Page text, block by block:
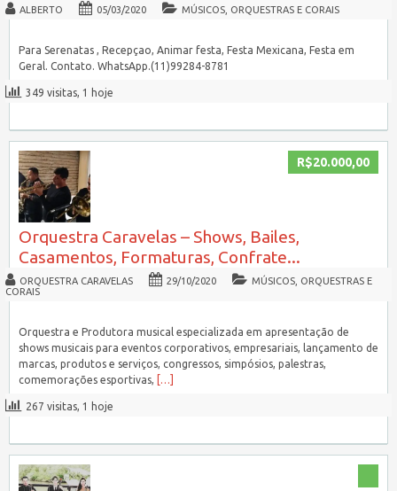
ALBERTO 05/03/2020 MÚSICOS, ORQUESTRAS E CORAIS
Para Serenatas , Recepçao, Animar festa, Festa Mexicana, Festa em
Geral. Contato. WhatsApp.(11)99284-8781
349 visitas, 1 hoje
R$20.000,00
Orquestra Caravelas – Shows, Bailes,
Casamentos, Formaturas, Confrate...
ORQUESTRA CARAVELAS 29/10/2020
MÚSICOS, ORQUESTRAS E
CORAIS
Orquestra e Produtora musical especializada em apresentação de
shows musicais para eventos corporativos, empresariais, lançamento de
marcas, produtos e serviços, congressos, simpósios, palestras,
comemorações esportivas, […]
267 visitas, 1 hoje